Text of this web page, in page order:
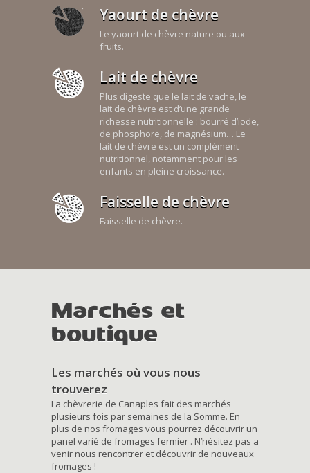
Yaourt de chèvre
Le yaourt de chèvre nature ou aux
fruits.
Lait de chèvre
Plus digeste que le lait de vache, le
lait de chèvre est d’une grande
richesse nutritionnelle : bourré d’iode,
de phosphore, de magnésium… Le
lait de chèvre est un complément
nutritionnel, notamment pour les
enfants en pleine croissance.
Faisselle de chèvre
Faisselle de chèvre.
Marchés et
boutique
Les marchés où vous nous
trouverez
La chèvrerie de Canaples fait des marchés
plusieurs fois par semaines de la Somme. En
plus de nos fromages vous pourrez découvrir un
panel varié de fromages fermier . N’hésitez pas a
venir nous rencontrer et découvrir de nouveaux
fromages !